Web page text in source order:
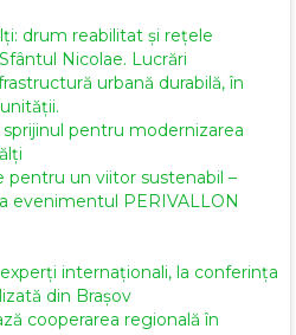
drum reabilitat și rețele
Nicolae. Lucrări
urbană durabilă, în
pentru modernizarea
pentru un viitor sustenabil –
evenimentul PERIVALLON
internaționali, la conferința
din Brașov
cooperarea regională în